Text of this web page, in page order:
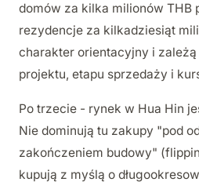
domów za kilka milionów THB
rezydencje za kilkadziesiąt
charakter orientacyjny i
projektu, etapu sprzedaży i
Po trzecie - rynek w Hua Hin
Nie dominują tu zakupy "pod
zakończeniem budowy"
kupują z myślą o